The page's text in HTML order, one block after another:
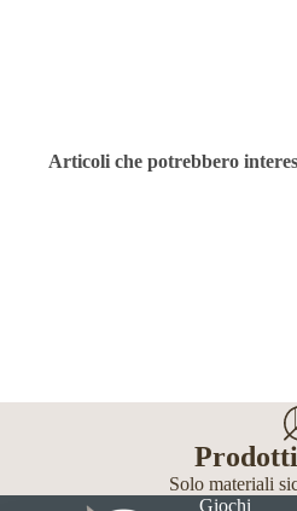
Articoli che potrebbero
Solo materiali
Giochi